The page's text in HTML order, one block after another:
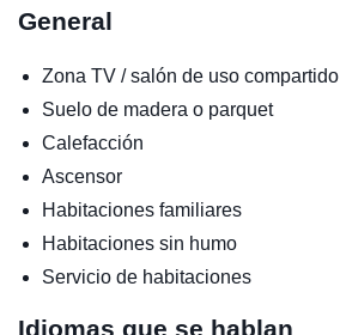
General
Zona TV / salón de uso compartido
Suelo de madera o parquet
Calefacción
Ascensor
Habitaciones familiares
Habitaciones sin humo
Servicio de habitaciones
Idiomas que se hablan